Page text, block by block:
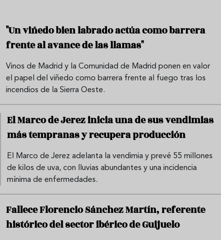
"Un viñedo bien labrado actúa como barrera
frente al avance de las llamas"
Vinos de Madrid y la Comunidad de Madrid ponen en valor
el papel del viñedo como barrera frente al fuego tras los
incendios de la Sierra Oeste.
El Marco de Jerez inicia una de sus vendimias
más tempranas y recupera producción
El Marco de Jerez adelanta la vendimia y prevé 55 millones
de kilos de uva, con lluvias abundantes y una incidencia
mínima de enfermedades.
Fallece Florencio Sánchez Martín, referente
histórico del sector ibérico de Guijuelo